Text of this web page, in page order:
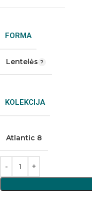
FORMA
Lentelės
KOLEKCIJA
Atlantic 8